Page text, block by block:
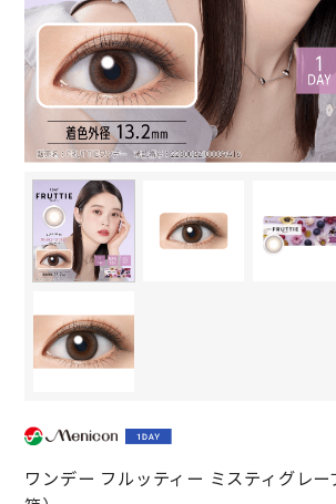
ワンデー フルッティー ミスティグレ